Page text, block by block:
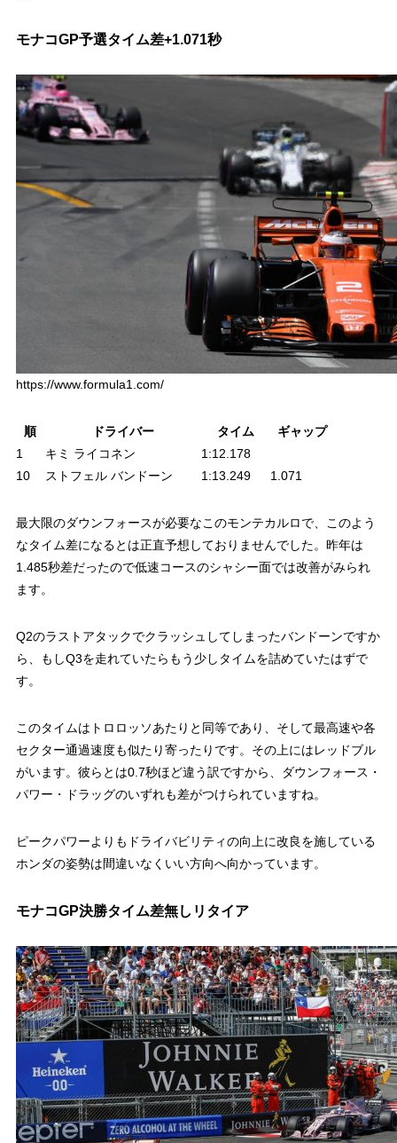
モナコGP予選タイム差+1.071秒
https://www.formula1.com/
順 ドライバー タイム
ギャップ
1
キミ ライコネン
1:12.178
10
ストフェル バンドーン 1:13.249 1.071
最大限のダウンフォースが必要なこのモンテカルロで、このよう
なタイム差になるとは正直予想しておりませんでした。昨年は
1.485秒差だったので低速コースのシャシー面では改善がみられ
ます。
Q2のラストアタックでクラッシュしてしまったバンドーンですか
ら、もしQ3を走れていたらもう少しタイムを詰めていたはずで
す。
このタイムはトロロッソあたりと同等であり、そして最高速や各
セクター通過速度も似たり寄ったりです。その上にはレッドブル
がいます。彼らとは0.7秒ほど違う訳ですから、ダウンフォース・
パワー・ドラッグのいずれも差がつけられていますね。
ピークパワーよりもドライバビリティの向上に改良を施している
ホンダの姿勢は間違いなくいい方向へ向かっています。
モナコGP決勝タイム差無しリタイア